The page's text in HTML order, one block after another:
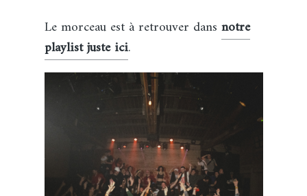
Le morceau est à retrouver dans notre
playlist juste ici.